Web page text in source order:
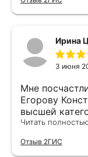
лета, чтобы
Знакомая,
доктораИрина
3 июня
Мне
Егорову
высшей
Все чётко и
врача!
Читать
Отзыв 2ГИС
Рейтинг